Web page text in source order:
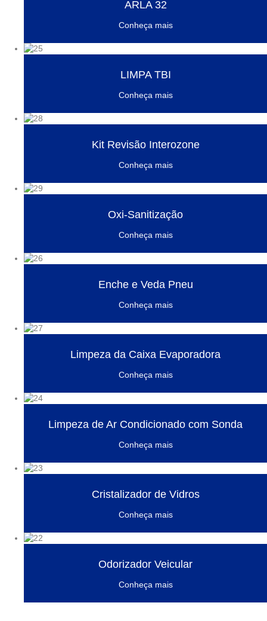
ARLA 32
Conheça mais
LIMPA TBI
Conheça mais
Kit Revisão Interozone
Conheça mais
Oxi-Sanitização
Conheça mais
Enche e Veda Pneu
Conheça mais
Limpeza da Caixa Evaporadora
Conheça mais
Limpeza de Ar Condicionado com Sonda
Conheça mais
Cristalizador de Vidros
Conheça mais
Odorizador Veicular
Conheça mais